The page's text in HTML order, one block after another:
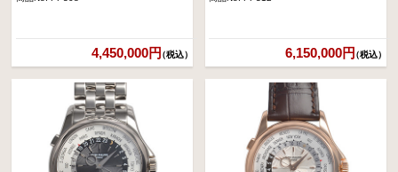
4,450,000円（税込） 6,150,000円（税込）